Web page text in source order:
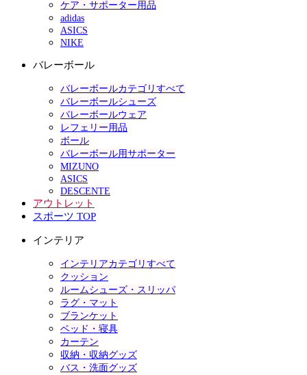
ケア・サポーター用品
adidas
ASICS
NIKE
バレーボール
バレーボールカテゴリすべて
バレーボールシューズ
バレーボールウェア
レフェリー用品
ボール
バレーボール用サポーター
MIZUNO
ASICS
DESCENTE
アウトレット
スポーツ TOP
インテリア
インテリアカテゴリすべて
クッション
ルームシューズ・スリッパ
ラグ・マット
ブランケット
ベッド・寝具
カーテン
収納・収納グッズ
バス・洗面グッズ